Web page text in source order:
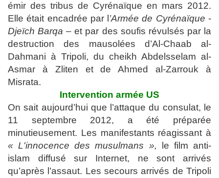
émir des tribus de Cyrénaïque en mars 2012.
Elle était encadrée par l ’Armée de Cyrénaïque -
Djeïch Barqa – et par des soufis révulsés par la
destruction des mausolées d’Al-Chaab al-
Dahmani à Tripoli, du cheikh Abdelsselam al-
Asmar à Zliten et de Ahmed al-Zarrouk à
Misrata.
Intervention armée US
On sait aujourd’hui que l’attaque du consulat, le
11 septembre 2012, a été préparée
minutieusement. Les manifestants réagissant à
«L'innocence des musulmans », le film anti-
islam diffusé sur Internet, ne sont arrivés
qu’après l’assaut. Les secours arrivés de Tripoli